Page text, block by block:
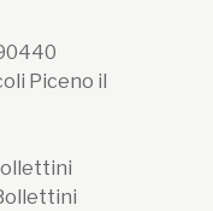
Piceno il